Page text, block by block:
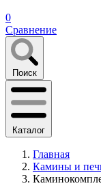
0
Сравнение
Поиск
Каталог
Главная
Камины и